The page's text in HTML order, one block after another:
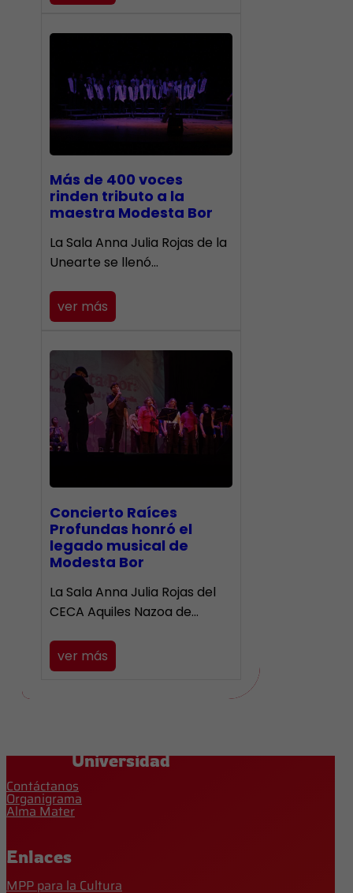
Más de 400 voces
rinden tributo a la
maestra Modesta Bor
​La Sala Anna Julia Rojas de la
Unearte se llenó…
ver más
​Concierto Raíces
Profundas honró el
legado musical de
Modesta Bor
La Sala Anna Julia Rojas del
CECA Aquiles Nazoa de…
ver más
Universidad
Contáctanos
Organigrama
Alma Mater
Enlaces
MPP para la Cultura